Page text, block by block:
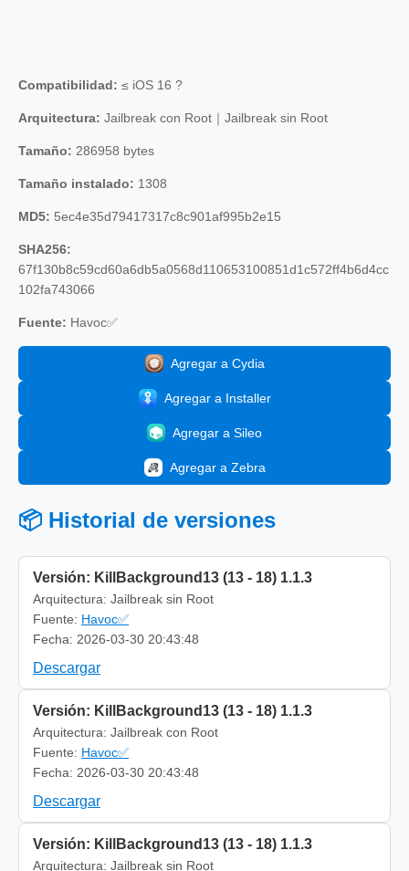
Compatibilidad: ≤ iOS 16 ?
Arquitectura: Jailbreak con Root｜Jailbreak sin Root
Tamaño: 286958 bytes
Tamaño instalado: 1308
MD5: 5ec4e35d79417317c8c901af995b2e15
SHA256:
67f130b8c59cd60a6db5a0568d110653100851d1c572ff4b6d4cc
102fa743066
Fuente: Havoc✅
Agregar a Cydia
Agregar a Installer
Agregar a Sileo
Agregar a Zebra
📦 Historial de versiones
Versión: KillBackground13 (13 - 18) 1.1.3
Arquitectura: Jailbreak sin Root
Fuente: Havoc✅
Fecha: 2026-03-30 20:43:48
Descargar
Versión: KillBackground13 (13 - 18) 1.1.3
Arquitectura: Jailbreak con Root
Fuente: Havoc✅
Fecha: 2026-03-30 20:43:48
Descargar
Versión: KillBackground13 (13 - 18) 1.1.3
Arquitectura: Jailbreak sin Root